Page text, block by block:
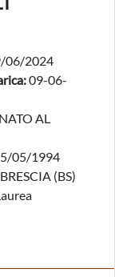
06/2024
09-06-
AL
05/1994
BRESCIA (BS)